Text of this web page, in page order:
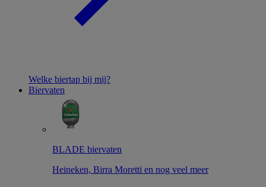
Welke biertap bij mij?
Biervaten
BLADE biervaten
Heineken, Birra Moretti en nog veel meer